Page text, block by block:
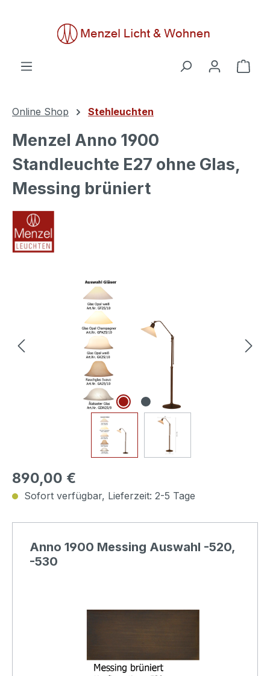
Online Shop Stehleuchten
Menzel Anno 1900
Standleuchte E27 ohne Glas,
Messing brüniert
Bildergalerie überspringen
890,00 €
Sofort verfügbar, Lieferzeit: 2-5 Tage
Anno 1900 Messing Auswahl -520,
-530